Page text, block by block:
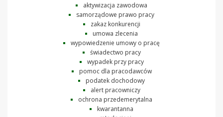
aktywizacja zawodowa
samorządowe prawo pracy
zakaz konkurencji
umowa zlecenia
wypowiedzenie umowy o pracę
świadectwo pracy
wypadek przy pracy
pomoc dla pracodawców
podatek dochodowy
alert pracowniczy
ochrona przedemerytalna
kwarantanna